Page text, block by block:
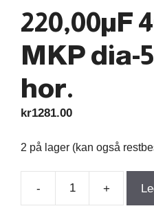
220,00µF
MKP dia-
hor.
kr1281.00
2 på lager (kan også
- +